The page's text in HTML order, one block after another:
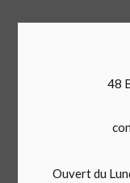
48
Ouvert du